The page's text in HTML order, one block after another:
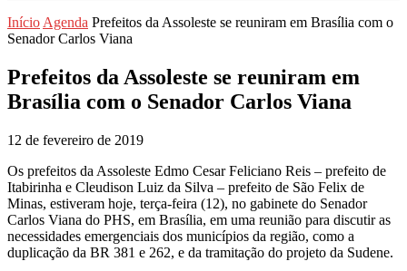
Início Agenda Prefeitos da Assoleste se reuniram em Brasília com o
Senador Carlos Viana
Prefeitos da Assoleste se reuniram em
Brasília com o Senador Carlos Viana
12 de fevereiro de 2019
Os prefeitos da Assoleste Edmo Cesar Feliciano Reis – prefeito de
Itabirinha e Cleudison Luiz da Silva – prefeito de São Felix de
Minas, estiveram hoje, terça-feira (12), no gabinete do Senador
Carlos Viana do PHS, em Brasília, em uma reunião para discutir as
necessidades emergenciais dos municípios da região, como a
duplicação da BR 381 e 262, e da tramitação do projeto da Sudene.